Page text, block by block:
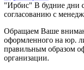
"Ирбис" В будние дни
согласованию с
Обращаем Ваше
оформленного на юр.
правильным образом
организации.